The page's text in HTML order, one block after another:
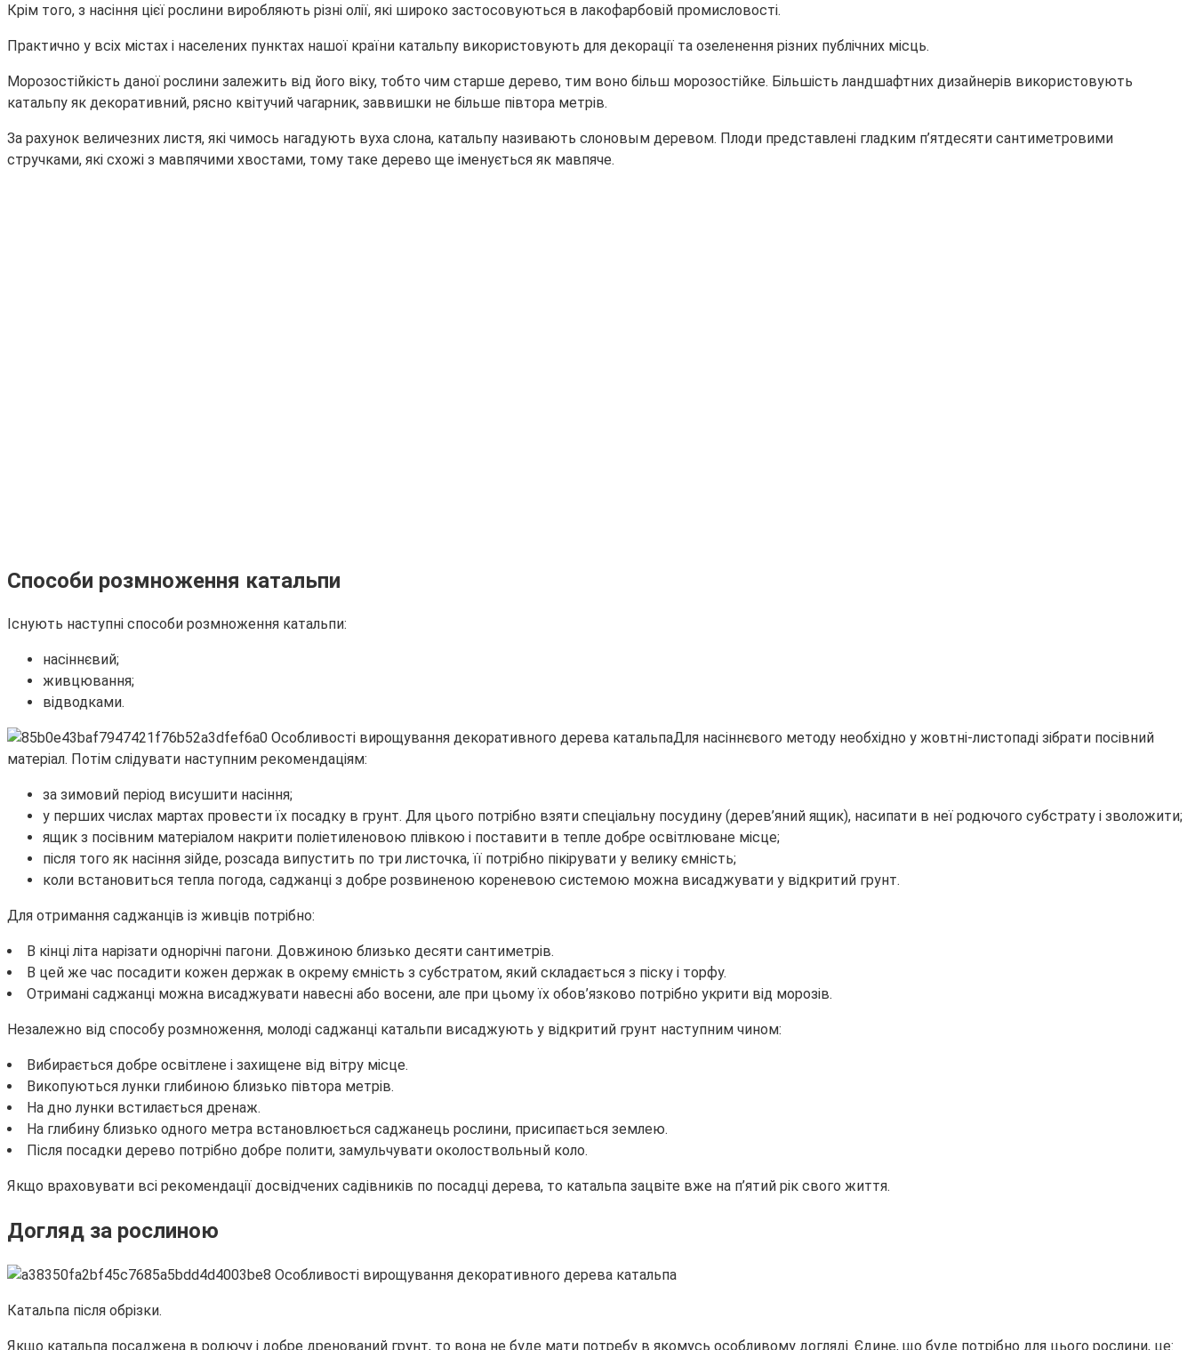
Крім того, з насіння цієї рослини виробляють різні олії, які широко застосовуються в лакофарбовій промисловості.
Практично у всіх містах і населених пунктах нашої країни катальпу використовують для декорації та озеленення різних публічних місць.
Морозостійкість даної рослини залежить від його віку, тобто чим старше дерево, тим воно більш морозостійке. Більшість ландшафтних дизайнерів використовують
катальпу як декоративний, рясно квітучий чагарник, заввишки не більше півтора метрів.
За рахунок величезних листя, які чимось нагадують вуха слона, катальпу називають слоновым деревом. Плоди представлені гладким п’ятдесяти сантиметровими
стручками, які схожі з мавпячими хвостами, тому таке дерево ще іменується як мавпяче.
Способи розмноження катальпи
Існують наступні способи розмноження катальпи:
насіннєвий;
живцювання;
відводками.
Для насіннєвого методу необхідно у жовтні-листопаді зібрати посівний
матеріал. Потім слідувати наступним рекомендаціям:
за зимовий період висушити насіння;
у перших числах мартах провести їх посадку в грунт. Для цього потрібно взяти спеціальну посудину (дерев’яний ящик), насипати в неї родючого субстрату і зволожити;
ящик з посівним матеріалом накрити поліетиленовою плівкою і поставити в тепле добре освітлюване місце;
після того як насіння зійде, розсада випустить по три листочка, її потрібно пікірувати у велику ємність;
коли встановиться тепла погода, саджанці з добре розвиненою кореневою системою можна висаджувати у відкритий грунт.
Для отримання саджанців із живців потрібно:
В кінці літа нарізати однорічні пагони. Довжиною близько десяти сантиметрів.
В цей же час посадити кожен держак в окрему ємність з субстратом, який складається з піску і торфу.
Отримані саджанці можна висаджувати навесні або восени, але при цьому їх обов’язково потрібно укрити від морозів.
Незалежно від способу розмноження, молоді саджанці катальпи висаджують у відкритий грунт наступним чином:
Вибирається добре освітлене і захищене від вітру місце.
Викопуються лунки глибиною близько півтора метрів.
На дно лунки встилається дренаж.
На глибину близько одного метра встановлюється саджанець рослини, присипається землею.
Після посадки дерево потрібно добре полити, замульчувати околоствольный коло.
Якщо враховувати всі рекомендації досвідчених садівників по посадці дерева, то катальпа зацвіте вже на п’ятий рік свого життя.
Догляд за рослиною
Катальпа після обрізки.
Якщо катальпа посаджена в родючу і добре дренований грунт, то вона не буде мати потребу в якомусь особливому догляді. Єдине, що буде потрібно для цього рослини, це: